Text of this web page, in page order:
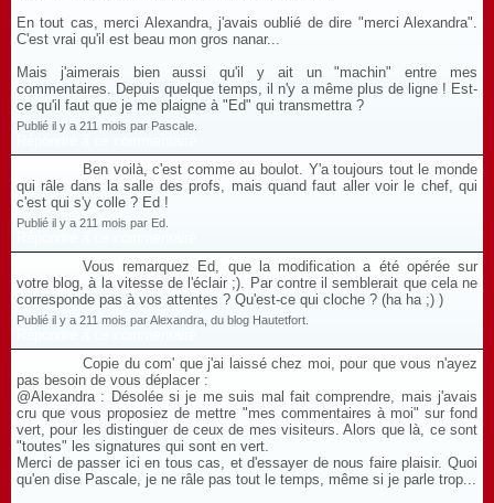
En tout cas, merci Alexandra, j'avais oublié de dire "merci Alexandra".
C'est vrai qu'il est beau mon gros nanar...
Mais j'aimerais bien aussi qu'il y ait un "machin" entre mes
commentaires. Depuis quelque temps, il n'y a même plus de ligne ! Est-
ce qu'il faut que je me plaigne à "Ed" qui transmettra ?
Publié il y a 211 mois par Pascale.
Ben voilà, c'est comme au boulot. Y'a toujours tout le monde
qui râle dans la salle des profs, mais quand faut aller voir le chef, qui
c'est qui s'y colle ? Ed !
Publié il y a 211 mois par Ed.
Vous remarquez Ed, que la modification a été opérée sur
votre blog, à la vitesse de l'éclair ;). Par contre il semblerait que cela ne
corresponde pas à vos attentes ? Qu'est-ce qui cloche ? (ha ha ;) )
Publié il y a 211 mois par Alexandra, du blog Hautetfort.
Copie du com' que j'ai laissé chez moi, pour que vous n'ayez
pas besoin de vous déplacer :
@Alexandra : Désolée si je me suis mal fait comprendre, mais j'avais
cru que vous proposiez de mettre "mes commentaires à moi" sur fond
vert, pour les distinguer de ceux de mes visiteurs. Alors que là, ce sont
"toutes" les signatures qui sont en vert.
Merci de passer ici en tous cas, et d'essayer de nous faire plaisir. Quoi
qu'en dise Pascale, je ne râle pas tout le temps, même si je parle trop...